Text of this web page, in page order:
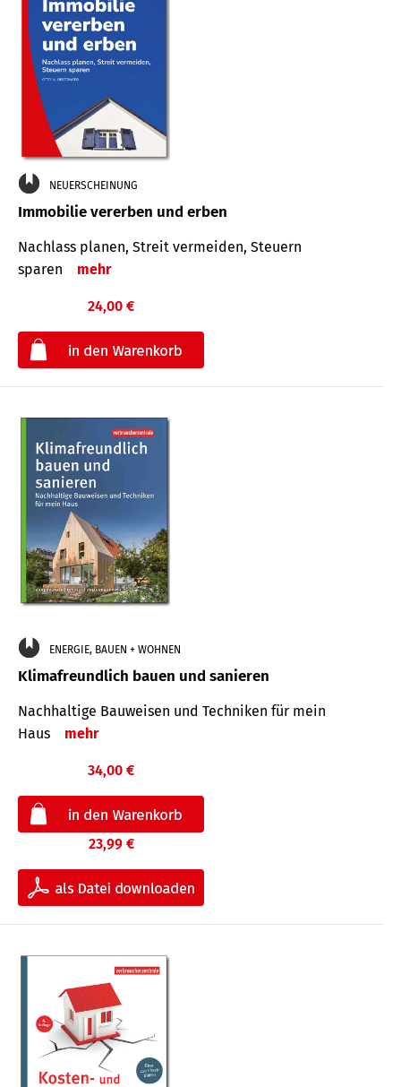
NEUERSCHEINUNG
Immobilie vererben und erben
Nachlass planen, Streit vermeiden, Steuern
sparen
mehr
24,00 €
ENERGIE, BAUEN + WOHNEN
Klimafreundlich bauen und sanieren
Nachhaltige Bauweisen und Techniken für mein
Haus
mehr
34,00 €
23,99 €